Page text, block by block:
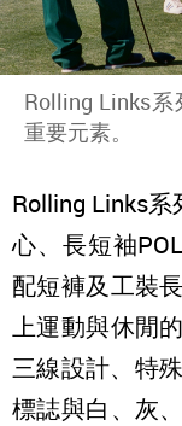
Rolling Links
重要元素。
Rolling Links
心、長短袖
配短褲及工裝
上運動與休閒
三線設計、特
標誌與白、灰